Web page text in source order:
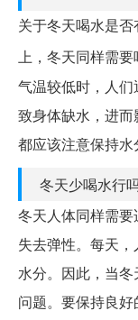
关于冬天喝水是
上，冬天同样需
气温较低时，人
致身体缺水，进
都应该注意保持水
冬天少喝水行
冬天人体同样需要
失去弹性。每天
水分。因此，当
问题。要保持良好